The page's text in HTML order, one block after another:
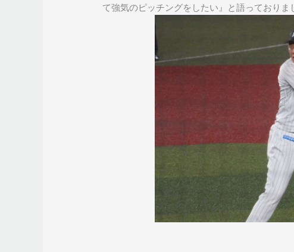
て強気のピッチングをしたい』と語っておりま